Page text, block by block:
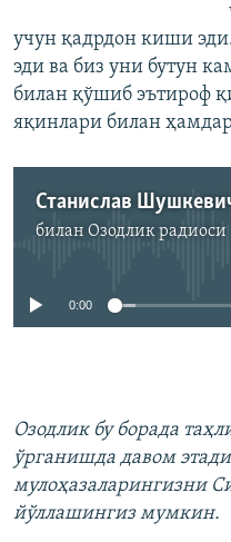
учун қадрдон киши
эди ва биз уни бутун
билан қўшиб эътироф
яқинлари билан
Станислав
билан Озодлик радиоси
Айни дамда
0:00
Озодлик бу борада
ўрганишда давом
мулоҳазаларингизни
йўллашингиз мумкин.